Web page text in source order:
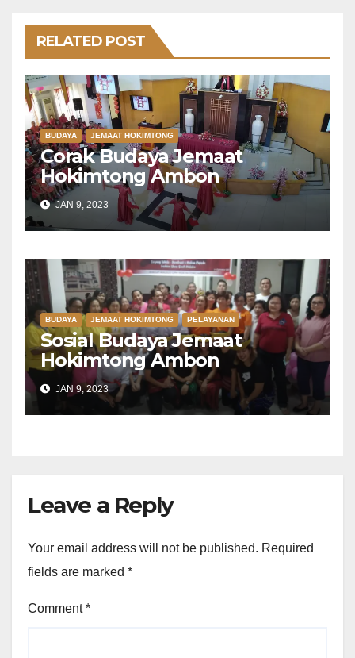
RELATED POST
BUDAYA JEMAAT HOKIMTONG
Corak Budaya Jemaat
Hokimtong Ambon
JAN 9, 2023
BUDAYA JEMAAT HOKIMTONG PELAYANAN
Sosial Budaya Jemaat
Hokimtong Ambon
JAN 9, 2023
Leave a Reply
Your email address will not be published. Required
fields are marked *
Comment*